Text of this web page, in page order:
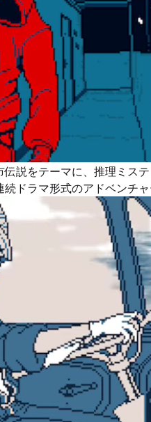
説をテーマに、推理ミス
ドラマ形式のアドベンチャ